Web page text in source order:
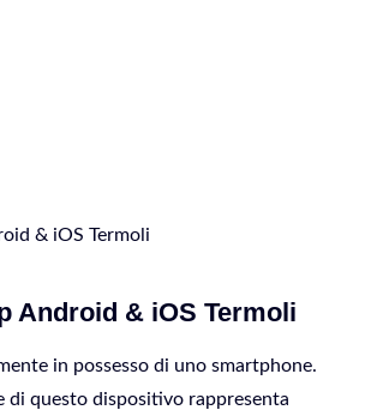
& iOS Termoli
Android & iOS Termoli
in possesso di uno smartphone.
di questo dispositivo rappresenta